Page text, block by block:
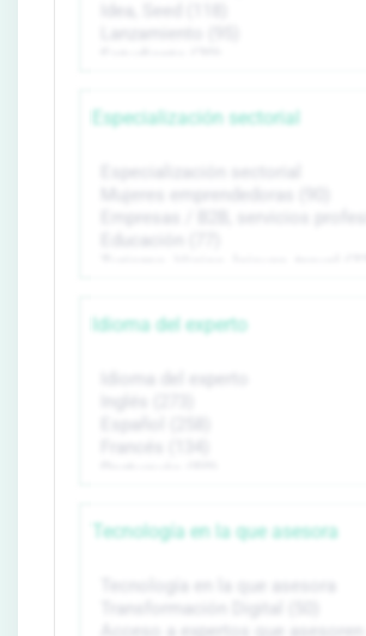
Especialización sectorial
Idioma del experto
Tecnología en la que asesora